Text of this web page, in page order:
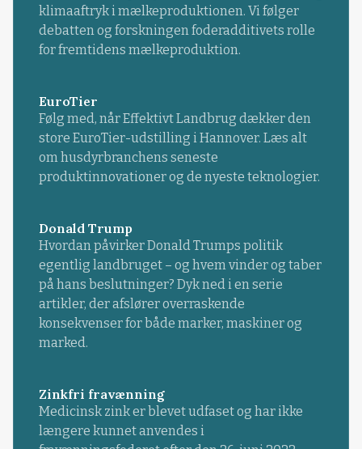
klimaaftryk i mælkeproduktionen. Vi følger
debatten og forskningen foderadditivets rolle
for fremtidens mælkeproduktion.
EuroTier
Følg med, når Effektivt Landbrug dækker den
store EuroTier-udstilling i Hannover. Læs alt
om husdyrbranchens seneste
produktinnovationer og de nyeste teknologier.
Donald Trump
Hvordan påvirker Donald Trumps politik
egentlig landbruget – og hvem vinder og taber
på hans beslutninger? Dyk ned i en serie
artikler, der afslører overraskende
konsekvenser for både marker, maskiner og
marked.
Zinkfri fravænning
Medicinsk zink er blevet udfaset og har ikke
længere kunnet anvendes i